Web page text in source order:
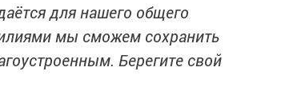
для нашего общего
мы сможем сохранить
Берегите свой